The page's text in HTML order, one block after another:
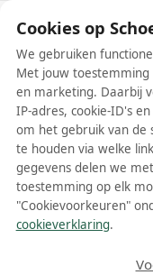
Blauwe
Meer lezen
Cookies op
We gebruiken
Met jouw toestemming
en marketing. Daarbij
IP-adres, cookie-ID's
om het gebruik van de
te houden via welke
gegevens delen we met
toestemming op elk
"Cookievoorkeuren"
cookieverklaring.